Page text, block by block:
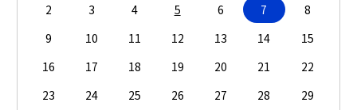
2
3 4 5 6 7
8
9
10 11 12 13 14
15
16
17 18 19 20 21
22
23
24 25 26 27 28
29